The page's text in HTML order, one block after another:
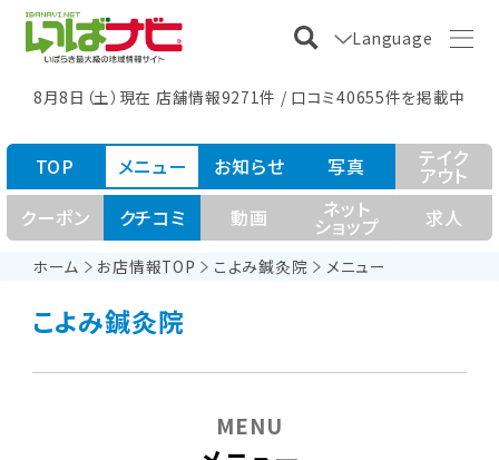
Language
8月8日（土）現在 店舗情報9271件 / 口コミ40655件を掲載中
ホーム お店情報TOP こよみ鍼灸院 メニュー
TOP メニュー お知らせ 写真 テイク
アウト
クーポン
クチコミ 動画 ネット
ショップ 求人
こよみ鍼灸院
MENU